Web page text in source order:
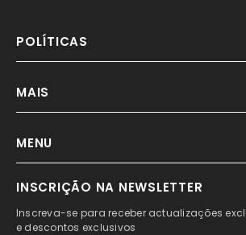
POLÍTICAS
MAIS
MENU
INSCRIÇÃO NA NEWSLETTER
Inscreva-se para receber actualizações
e descontos exclusivos